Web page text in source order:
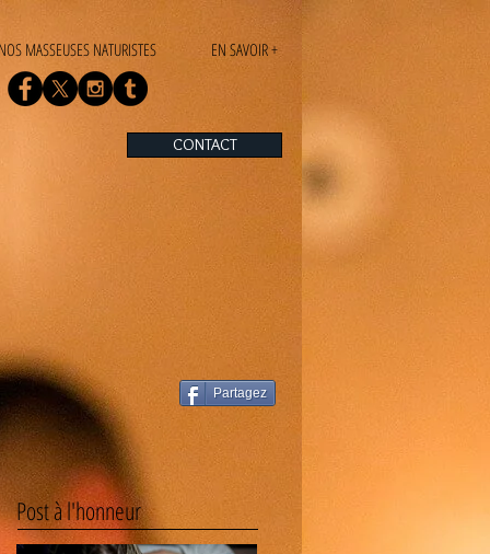
NOS MASSEUSES NATURISTES EN SAVOIR +
CONTACT
Partagez
Post à l'honneur